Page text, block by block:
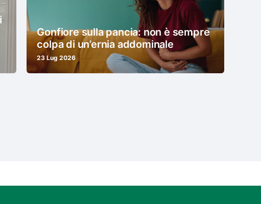
Gonfiore sulla pancia: non è sempre
colpa di un’ernia addominale
23 Lug 2026